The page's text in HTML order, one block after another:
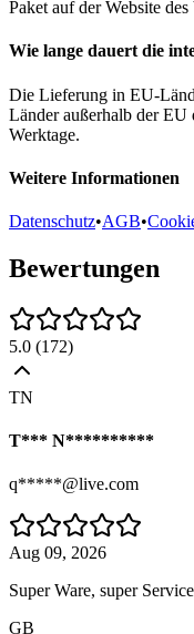
Paket auf der Website
Wie lange dauert die
Die Lieferung in EU-
Länder außerhalb der
Werktage.
Weitere Informationen
Datenschutz•AGB•
Bewertungen
5.0 (172)
TN
T*** N**********
q*****@live.com
Aug 09, 2026
Super Ware, super
GB